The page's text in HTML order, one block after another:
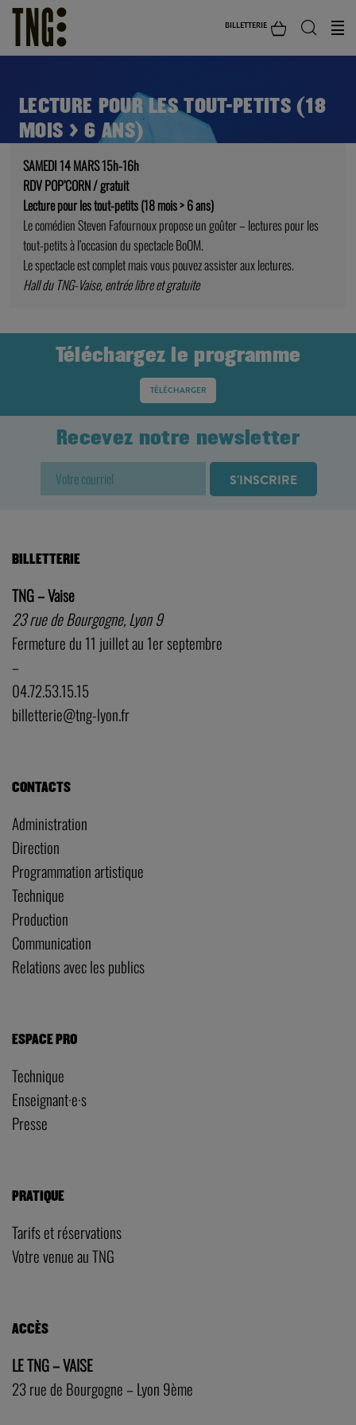
BILLETTERIE
LECTURE POUR LES TOUT-PETITS (18
MOIS > 6 ANS)
SAMEDI 14 MARS 15h-16h
RDV POP’CORN / gratuit
Lecture pour les tout-petits (18 mois > 6 ans)
Le comédien Steven Fafournoux propose un goûter – lectures pour les
tout-petits à l’occasion du spectacle BoOM.
Le spectacle est complet mais vous pouvez assister aux lectures.
Hall du TNG-Vaise, entrée libre et gratuite
Téléchargez le programme
TÉLÉCHARGER
Recevez notre newsletter
BILLETTERIE
TNG – Vaise
23 rue de Bourgogne, Lyon 9
Fermeture du 11 juillet au 1er septembre
–
04.72.53.15.15
billetterie@tng-lyon.fr
CONTACTS
Administration
Direction
Programmation artistique
Technique
Production
Communication
Relations avec les publics
ESPACE PRO
Technique
Enseignant·e·s
Presse
PRATIQUE
Tarifs et réservations
Votre venue au TNG
ACCÈS
LE TNG – VAISE
23 rue de Bourgogne – Lyon 9ème